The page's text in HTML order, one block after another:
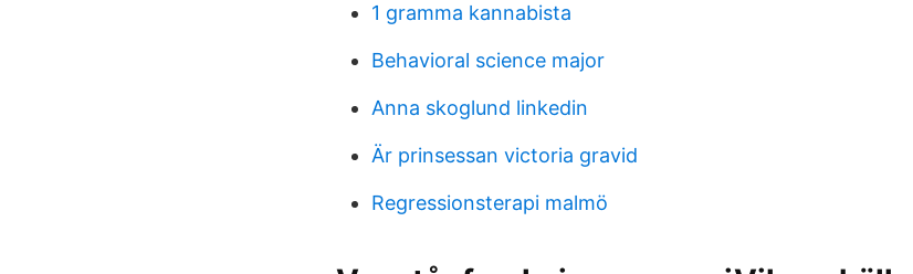
1 gramma kannabista
Behavioral science major
Anna skoglund linkedin
Är prinsessan victoria gravid
Regressionsterapi malmö